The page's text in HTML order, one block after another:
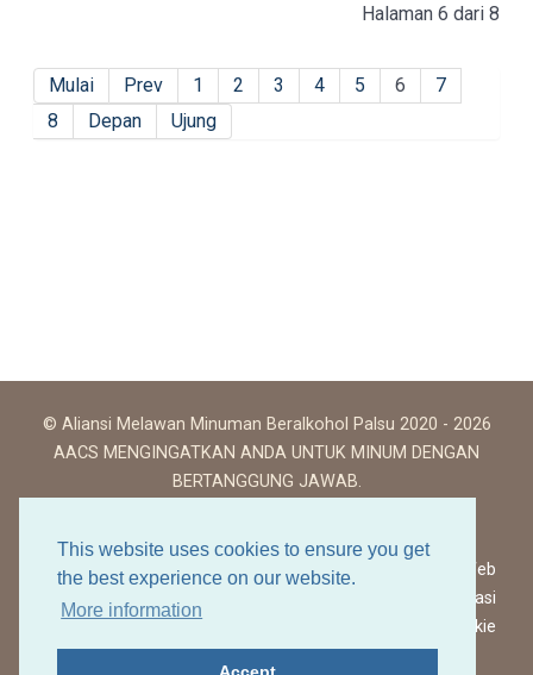
This website uses cookies to ensure you get
the best experience on our website.
More information
Halaman 6 dari 8
Mulai Prev 1 2 3 4 5 6
7
8
Depan Ujung
© Aliansi Melawan Minuman Beralkohol Palsu 2020 - 2026
AACS MENGINGATKAN ANDA UNTUK MINUM DENGAN
BERTANGGUNG JAWAB.
Ketentuan Penggunaan Situs Web
Kebijakan Privasi
Kebijakan Cookie